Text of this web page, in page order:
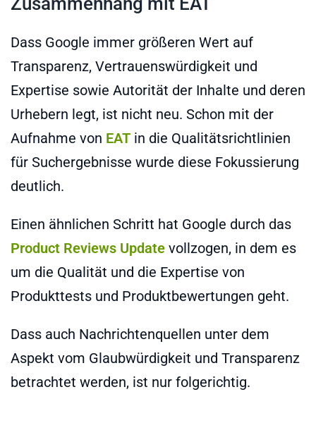
Dass Google immer größeren Wert auf
Transparenz, Vertrauenswürdigkeit und
Expertise sowie Autorität der Inhalte und deren
Urhebern legt, ist nicht neu. Schon mit der
Aufnahme von EAT in die Qualitätsrichtlinien
für Suchergebnisse wurde diese Fokussierung
deutlich.
Einen ähnlichen Schritt hat Google durch das
Product Reviews Update vollzogen, in dem es
um die Qualität und die Expertise von
Produkttests und Produktbewertungen geht.
Dass auch Nachrichtenquellen unter dem
Aspekt vom Glaubwürdigkeit und Transparenz
betrachtet werden, ist nur folgerichtig.